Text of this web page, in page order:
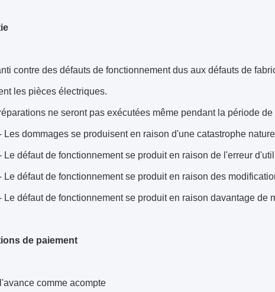
contre des défauts de fonctionnement dus aux défauts de
les pièces électriques.
ne seront pas exécutées même pendant la période
Les dommages se produisent en raison d'une catastrophe
Le défaut de fonctionnement se produit en raison de l'erreur
Le défaut de fonctionnement se produit en raison des
Le défaut de fonctionnement se produit en raison davantage de
de paiement
comme acompte